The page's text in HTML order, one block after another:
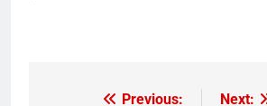
Previous: Next: